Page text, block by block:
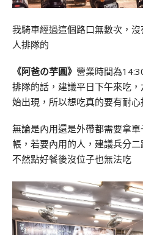
我騎車經過這個路口無數次，沒
人排隊的
《阿爸の芋圓》 營業時間為
排隊的話，建議平日下午來吃
始出現，所以想吃真的要有耐
無論是內用還是外帶都需要拿
帳，若要內用的人，建議兵分
不然點好餐後沒位子也無法吃